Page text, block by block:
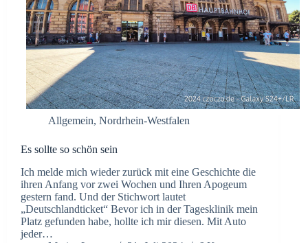
Allgemein, Nordrhein-Westfalen
Es sollte so schön sein
Ich melde mich wieder zurück mit eine Geschichte die
ihren Anfang vor zwei Wochen und Ihren Apogeum
gestern fand. Und der Stichwort lautet
„Deutschlandticket“ Bevor ich in der Tagesklinik mein
Platz gefunden habe, hollte ich mir diesen. Mit Auto
jeder…